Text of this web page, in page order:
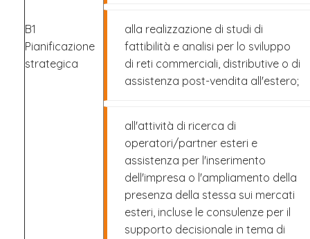
B1
Pianificazione
strategica
alla realizzazione di studi di
fattibilità e analisi per lo sviluppo
di reti commerciali, distributive o di
assistenza post-vendita all'estero;
all'attività di ricerca di
operatori/partner esteri e
assistenza per l'inserimento
dell'impresa o l'ampliamento della
presenza della stessa sui mercati
esteri, incluse le consulenze per il
supporto decisionale in tema di